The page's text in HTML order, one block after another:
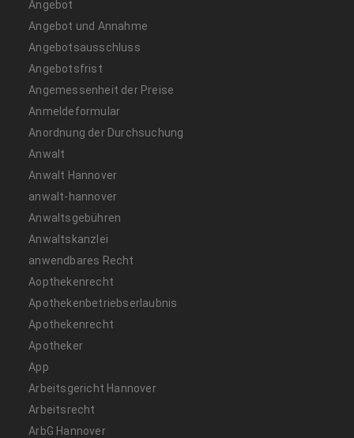
Angebot
Angebot und Annahme
Angebotsausschluss
Angebotsfrist
Angemessenheit der Preise
Anmeldeformular
Anordnung der Durchsuchung
Anwalt
Anwalt Hannover
anwalt-hannover
Anwaltsgebühren
Anwaltskanzlei
anwendbares Recht
Aopthekenrecht
Apothekenbetriebserlaubnis
Apothekenrecht
Apotheker
App
Arbeitsgericht Hannover
Arbeitsrecht
ArbG Hannover